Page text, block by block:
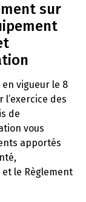
sur
vigueur le 8
des
de
vous
apportés
le Règlement